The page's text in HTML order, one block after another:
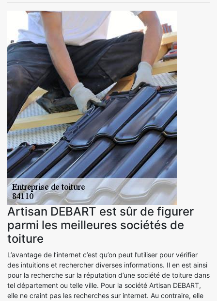
Artisan DEBART est sûr de figurer
parmi les meilleures sociétés de
toiture
L’avantage de l’internet c’est qu’on peut l’utiliser pour vérifier
des intuitions et rechercher diverses informations. Il en est ainsi
pour la recherche sur la réputation d’une société de toiture dans
tel département ou telle ville. Pour la société Artisan DEBART,
elle ne craint pas les recherches sur internet. Au contraire, elle